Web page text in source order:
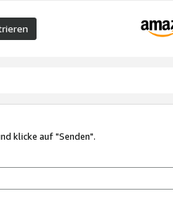
klicke auf "Senden".